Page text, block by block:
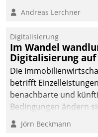
Andreas Lerchner
Digitalisierung
Im Wandel
Digitalisierung
Die
betrifft
benachbarte und
Bedingungen ändern
technisch die
fürs Wachsen öffnen?
Jörn Beckmann